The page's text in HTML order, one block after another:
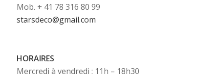
Mob. + 41 78 316 80 99
starsdeco@gmail.com
HORAIRES
Mercredi à vendredi : 11h – 18h30